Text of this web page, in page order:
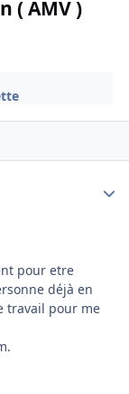
( AMV )
pour etre
déjà en
travail pour me